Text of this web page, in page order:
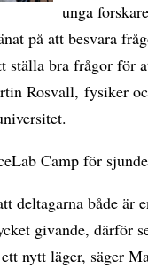
unga
på att besvara
ställa bra frågor för
Rosvall, fysiker
Camp för
deltagarna både är
givande, därför
nytt läger, säger